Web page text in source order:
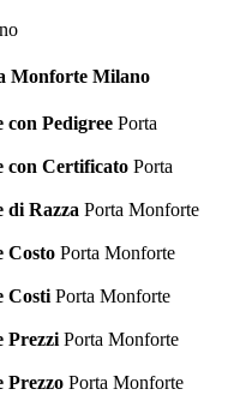
Monforte Milano
Pedigree Porta
con Certificato Porta
di Razza Porta Monforte
Costo Porta Monforte
Costi Porta Monforte
Prezzi Porta Monforte
Prezzo Porta Monforte